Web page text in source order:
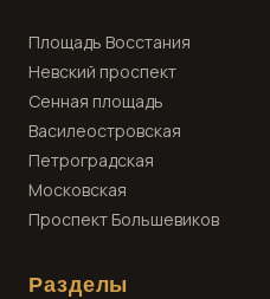
Площадь Восстания
Невский проспект
Сенная площадь
Василеостровская
Петроградская
Московская
Проспект Большевиков
Разделы